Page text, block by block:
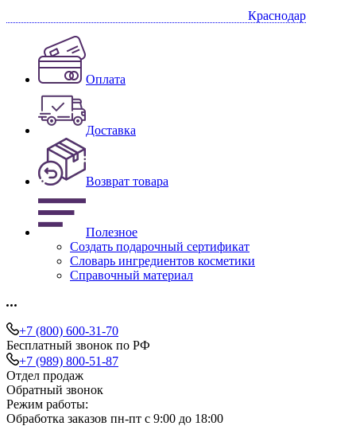
Краснодар
Оплата
Доставка
Возврат товара
Полезное
Создать подарочный сертификат
Словарь ингредиентов косметики
Справочный материал
+7 (800) 600-31-70
Бесплатный звонок по РФ
+7 (989) 800-51-87
Отдел продаж
Обратный звонок
Режим работы:
Обработка заказов пн-пт с 9:00 до 18:00